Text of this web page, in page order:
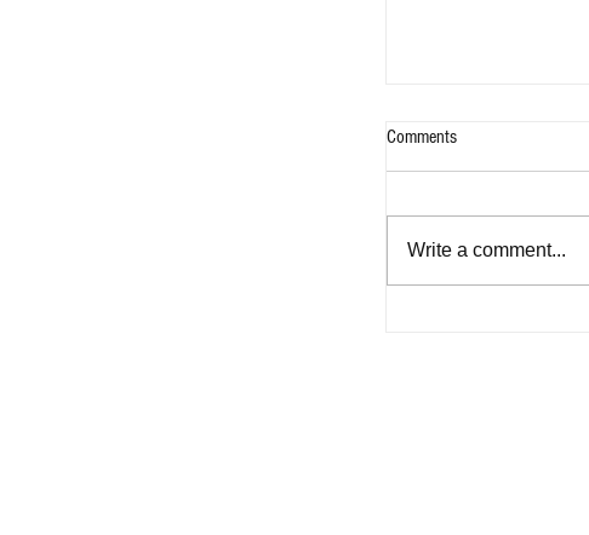
Comments
Write a comment...